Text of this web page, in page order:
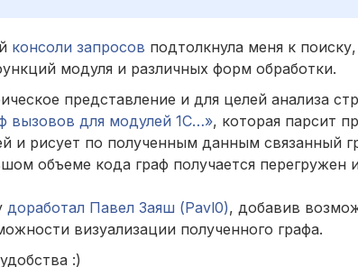
консоли запросов подтолкнула меня к
модуля и различных форм обработки.
представление и для целей анализа
вызовов для модулей 1С…», которая парсит
и рисует по полученным данным связанный
объеме кода граф получается перегружен
доработал Павел Заяш (Pavl0), добавив
визуализации полученного графа.
:)